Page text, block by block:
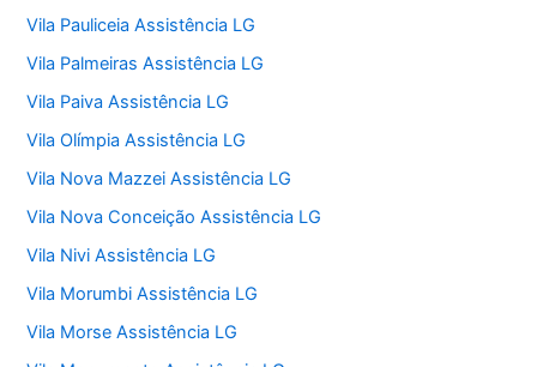
Vila Pauliceia Assistência LG
Vila Palmeiras Assistência LG
Vila Paiva Assistência LG
Vila Olímpia Assistência LG
Vila Nova Mazzei Assistência LG
Vila Nova Conceição Assistência LG
Vila Nivi Assistência LG
Vila Morumbi Assistência LG
Vila Morse Assistência LG